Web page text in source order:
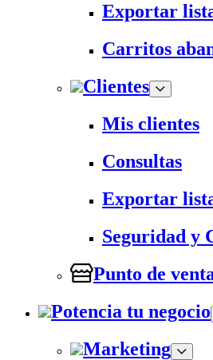
Exportar
Carritos
Clientes
Mis clientes
Consultas
Exportar
Seguridad y
Punto de
Potencia tu negocio
Marketing